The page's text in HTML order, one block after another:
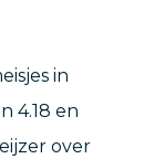
in
4.18 en
over